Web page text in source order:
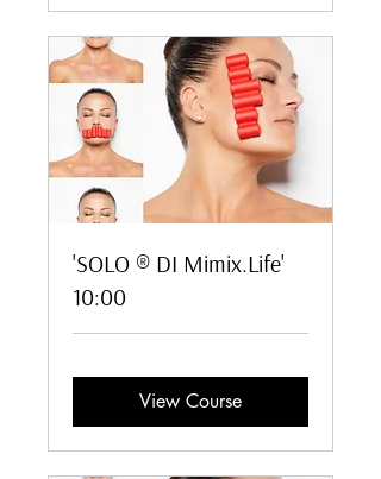
'SOLO ® DI Mimix.Life'
10:00
View Course